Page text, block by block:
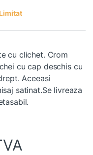
cu clichet. Crom
cu cap deschis cu
Aceeasi
satinat.Se livreaza